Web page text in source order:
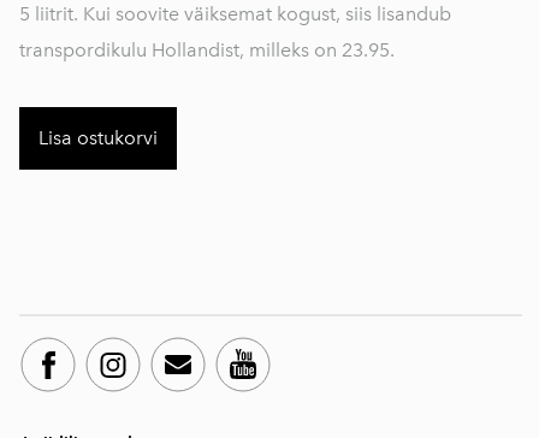
5 liitrit. Kui soovite väiksemat kogust, siis lisandub
transpordikulu Hollandist, milleks on 23.95.
Lisa ostukorvi